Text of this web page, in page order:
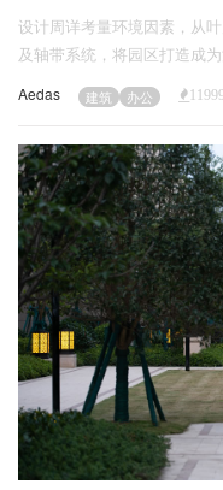
设计周详考量环境因素，从
及轴带系统，将园区打造成
纷水畔一叶浮生的独特景象
Aedas 建筑 办公